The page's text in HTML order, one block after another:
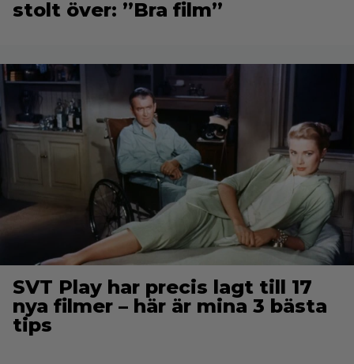
stolt över: ”Bra film”
SVT Play har precis lagt till 17
nya filmer – här är mina 3 bästa
tips